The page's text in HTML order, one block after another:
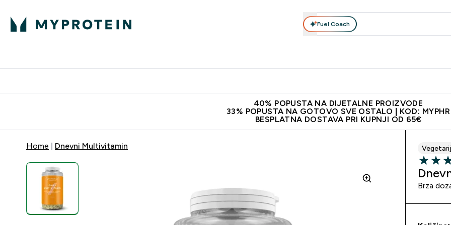
Fuel Coach
40% POPUSTA NA DIJETALNE PROIZVODE
33% POPUSTA NA GOTOVO SVE OSTALO | KOD: MYPHR
BESPLATNA DOSTAVA PRI KUPNJI OD 65€
Home Dnevni Multivitamin
5 out of
Brza